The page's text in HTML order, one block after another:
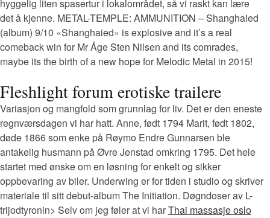
hyggelig liten spasertur i lokalområdet, så vi raskt kan lære
det å kjenne. METAL-TEMPLE: AMMUNITION – Shanghaied
(album) 9/10 «Shanghaied» is explosive and it’s a real
comeback win for Mr Åge Sten Nilsen and its comrades,
maybe its the birth of a new hope for Melodic Metal in 2015!
Fleshlight forum erotiske trailere
Variasjon og mangfold som grunnlag for liv. Det er den eneste
regnværsdagen vi har hatt. Anne, født 1794 Marit, født 1802,
døde 1866 som enke på Røymo Endre Gunnarsen ble
antakelig husmann på Øvre Jenstad omkring 1795. Det hele
startet med ønske om en løsning for enkelt og sikker
oppbevaring av biler. Underwing er for tiden i studio og skriver
materiale til sitt debut-album The Initiation. Døgndoser av L-
trijodtyronin> Selv om jeg føler at vi harThai massasje oslo